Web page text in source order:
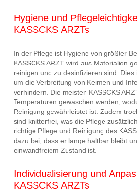
Hygiene und
KASSCKS ARZTs
In der Pflege ist Hygiene von größter
KASSCKS ARZT wird aus Materialien
reinigen und zu desinfizieren sind. Dies
um die Verbreitung von Keimen und
verhindern. Die meisten KASSCKS
Temperaturen gewaschen werden,
Reinigung gewährleistet ist. Zudem
sind knitterfrei, was die Pflege
richtige Pflege und Reinigung des
dazu bei, dass er lange haltbar bleibt
einwandfreiem Zustand ist.
Individualisierung und
KASSCKS ARZTs